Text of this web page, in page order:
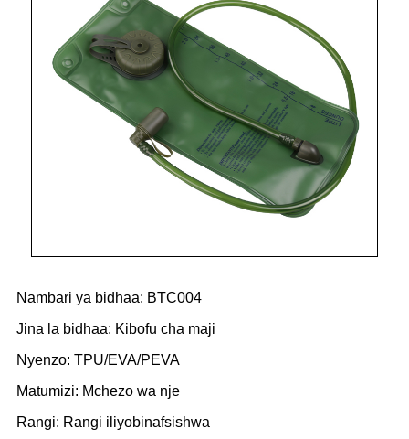
Nambari ya bidhaa: BTC004
Jina la bidhaa: Kibofu cha maji
Nyenzo: TPU/EVA/PEVA
Matumizi: Mchezo wa nje
Rangi: Rangi iliyobinafsishwa